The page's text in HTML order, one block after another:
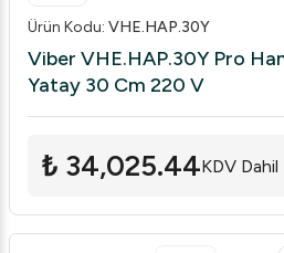
Ürün Kodu: VHE.HAP.30Y
Viber VHE.HAP.30Y Pro
Yatay 30 Cm 220 V
₺ 34,025.44KDV Dahil